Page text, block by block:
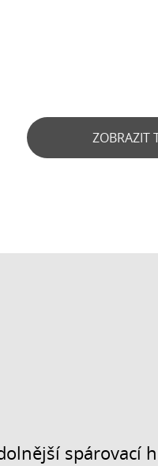
ZOBRAZIT
spárovací